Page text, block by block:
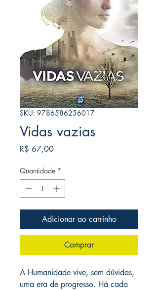
SKU: 9786586256017
Vidas vazias
R$ 67,00Preço
Quantidade *
Adicionar ao carrinho
Comprar
A Humanidade vive, sem dúvidas,
uma era de progresso. Há cada